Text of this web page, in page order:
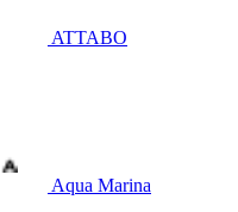
ATTABO
Aqua Marina